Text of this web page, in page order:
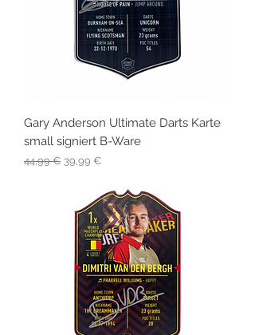
Gary Anderson Ultimate Darts Karte
small signiert B-Ware
Standardpreis
44,99 € Sale-Preis
39,99 €